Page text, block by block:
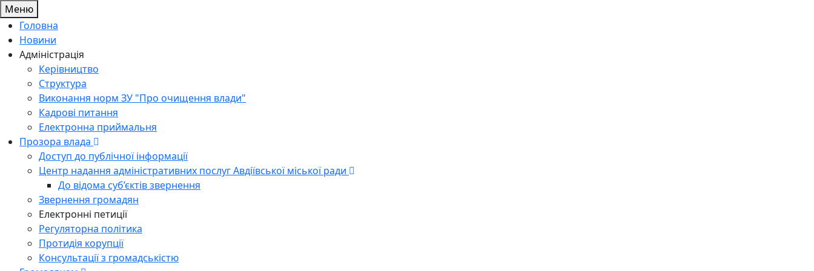
Меню
Головна
Новини
Адміністрація
Керівництво
Структура
Виконання норм ЗУ "Про очищення влади"
Кадрові питання
Електронна приймальня
Прозора влада
Доступ до публічної інформації
Центр надання адміністративних послуг Авдіївської міської ради
До відома суб’єктів звернення
Звернення громадян
Електронні петиції
Регуляторна політика
Протидія корупції
Консультації з громадськістю